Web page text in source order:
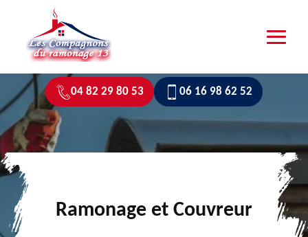
04 82 29 80 53 06 16 98 62 52
Ramonage et Couvreur